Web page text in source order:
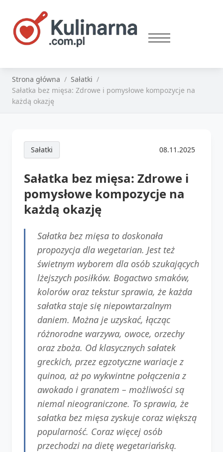
Strona główna
Sałatki
Sałatka bez mięsa: Zdrowe i pomysłowe kompozycje na
każdą okazję
Sałatki 08.11.2025
Sałatka bez mięsa: Zdrowe i
pomysłowe kompozycje na
każdą okazję
Sałatka bez mięsa to doskonała
propozycja dla wegetarian. Jest też
świetnym wyborem dla osób szukających
lżejszych posiłków. Bogactwo smaków,
kolorów oraz tekstur sprawia, że każda
sałatka staje się niepowtarzalnym
daniem. Można je uzyskać, łącząc
różnorodne warzywa, owoce, orzechy
oraz zboża. Od klasycznych sałatek
greckich, przez egzotyczne wariacje z
quinoa, aż po wykwintne połączenia z
awokado i granatem – możliwości są
niemal nieograniczone. To sprawia, że
sałatka bez mięsa zyskuje coraz większą
popularność. Coraz więcej osób
przechodzi na dietę wegetariańską.